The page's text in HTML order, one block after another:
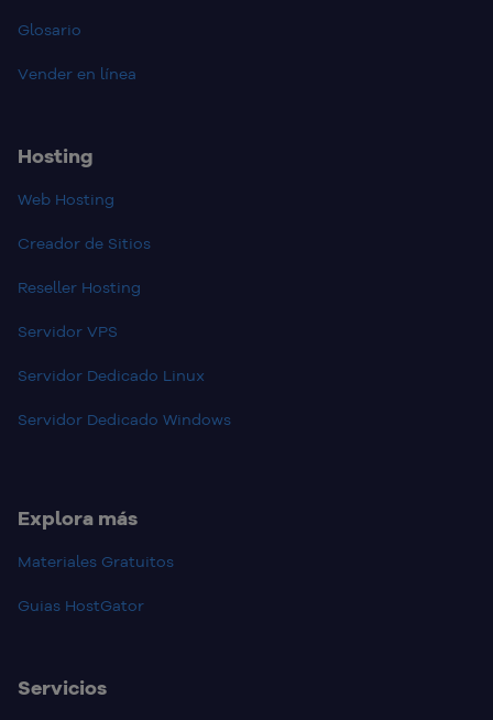
Glosario
Vender en línea
Hosting
Web Hosting
Creador de Sitios
Reseller Hosting
Servidor VPS
Servidor Dedicado Linux
Servidor Dedicado Windows
Explora más
Materiales Gratuitos
Guias HostGator
Servicios